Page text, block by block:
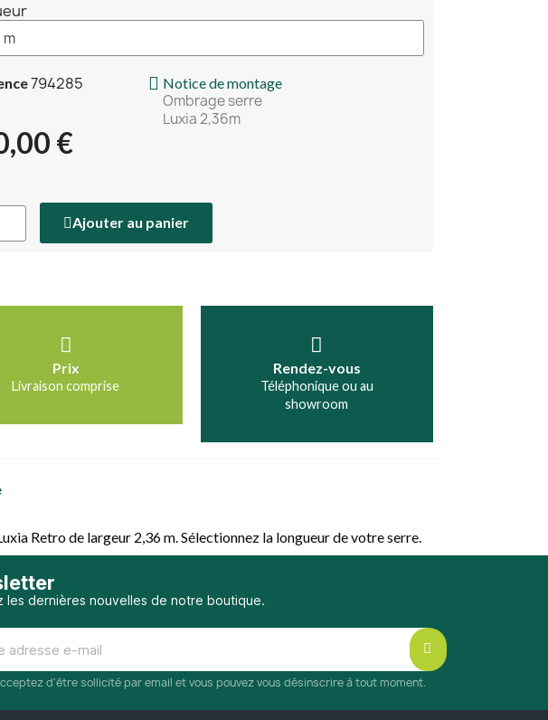
794285 Notice de montage
Ombrage serre
Luxia 2,36m
€
Ajouter au panier
Prix
Livraison comprise
Rendez-vous
Téléphonique ou au
showroom
Retro de largeur 2,36 m. Sélectionnez la longueur de votre serre.
les dernières nouvelles de notre boutique.
d'être sollicité par email et vous pouvez vous désinscrire à tout moment.